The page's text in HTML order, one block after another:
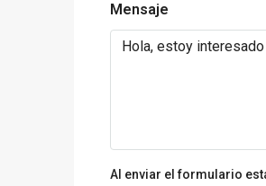
Mensaje
Al enviar el formulario